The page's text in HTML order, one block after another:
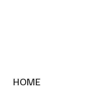
HOME